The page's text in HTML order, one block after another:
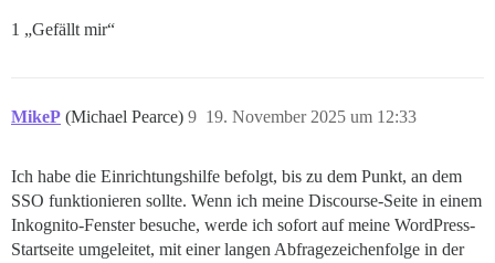
1 „Gefällt mir“
MikeP (Michael Pearce) 19. November 2025 um 12:33
9
Ich habe die Einrichtungshilfe befolgt, bis zu dem Punkt, an dem
SSO funktionieren sollte. Wenn ich meine Discourse-Seite in einem
Inkognito-Fenster besuche, werde ich sofort auf meine WordPress-
Startseite umgeleitet, mit einer langen Abfragezeichenfolge in der